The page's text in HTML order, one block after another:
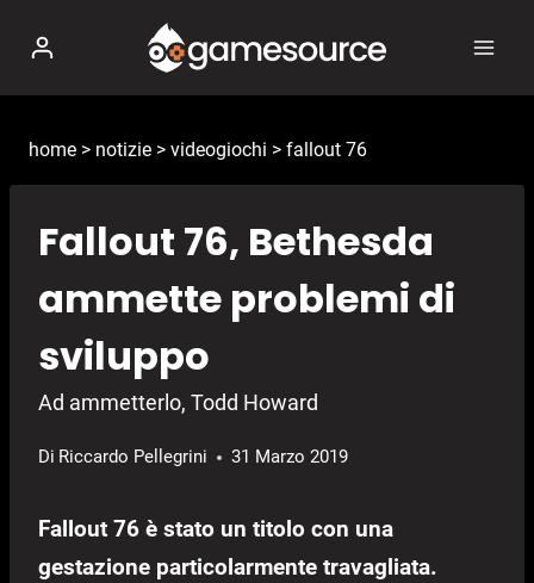
contenuto
home > notizie > videogiochi > fallout 76
Fallout 76, Bethesda
ammette problemi di
sviluppo
Ad ammetterlo, Todd Howard
Di Riccardo Pellegrini 31 Marzo 2019
Fallout 76 è stato un titolo con una
gestazione particolarmente travagliata.